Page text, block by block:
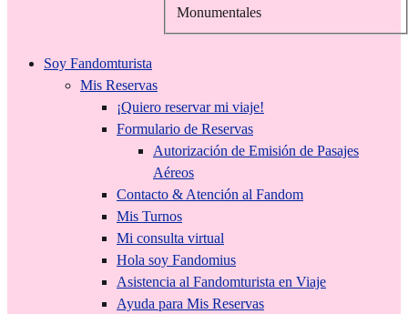
Monumentales
Soy Fandomturista
Mis Reservas
¡Quiero reservar mi viaje!
Formulario de Reservas
Autorización de Emisión de Pasajes
Aéreos
Contacto & Atención al Fandom
Mis Turnos
Mi consulta virtual
Hola soy Fandomius
Asistencia al Fandomturista en Viaje
Ayuda para Mis Reservas